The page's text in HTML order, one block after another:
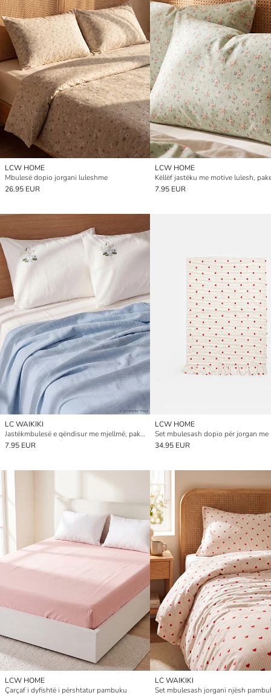
LCW HOME
Mbulesë dopio jorgani luleshme
26.95 EUR
LCW HOME
7.95 EUR
LC WAIKIKI
Jastëkmbulesë e qëndisur me mjellmë, paketim 2 copë, 50x70 cm
7.95 EUR
LCW HOME
34.95 EUR
LCW HOME
Çarçaf i dyfishtë i përshtatur pambuku
LC WAIKIKI